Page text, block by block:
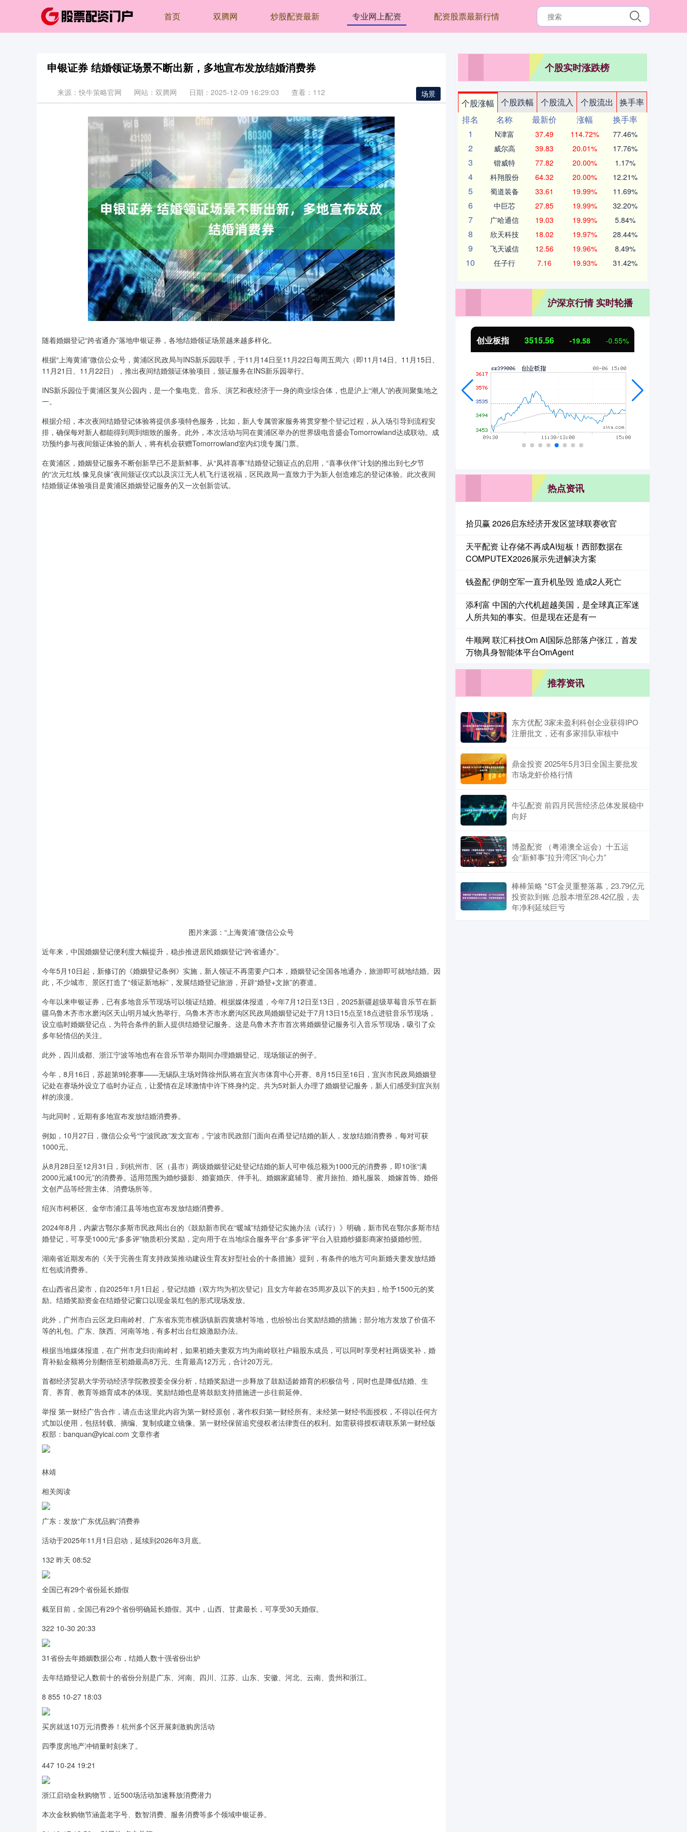
首页 双腾网 炒股配资最新 专业网上配资 配资股票最新行情
申银证券 结婚领证场景不断出新，多地宣布发放结婚消费券
场景
来源：快牛策略官网 网站：双腾网 日期：2025-12-09 16:29:03 查看：112
随着婚姻登记“跨省通办”落地申银证券，各地结婚领证场景越来越多样化。
根据“上海黄浦”微信公众号，黄浦区民政局与INS新乐园联手，于11月14日至11月22日每周五周六（即11月14日、11月15日、
11月21日、11月22日），推出夜间结婚颁证体验项目，颁证服务在INS新乐园举行。
INS新乐园位于黄浦区复兴公园内，是一个集电竞、音乐、演艺和夜经济于一身的商业综合体，也是沪上“潮人”的夜间聚集地之
一。
根据介绍，本次夜间结婚登记体验将提供多项特色服务，比如，新人专属管家服务将贯穿整个登记过程，从入场引导到流程安
排，确保每对新人都能得到周到细致的服务。此外，本次活动与同在黄浦区举办的世界级电音盛会Tomorrowland达成联动。成
功预约参与夜间颁证体验的新人，将有机会获赠Tomorrowland室内幻境专属门票。
在黄浦区，婚姻登记服务不断创新早已不是新鲜事。从“凤祥喜事”结婚登记颁证点的启用，“喜事伙伴”计划的推出到七夕节
的“次元红线·豫见良缘”夜间颁证仪式以及滨江无人机飞行送祝福，区民政局一直致力于为新人创造难忘的登记体验。此次夜间
结婚颁证体验项目是黄浦区婚姻登记服务的又一次创新尝试。
图片来源：“上海黄浦”微信公众号
近年来，中国婚姻登记便利度大幅提升，稳步推进居民婚姻登记“跨省通办”。
今年5月10日起，新修订的《婚姻登记条例》实施，新人领证不再需要户口本，婚姻登记全国各地通办，旅游即可就地结婚。因
此，不少城市、景区打造了“领证新地标”，发展结婚登记旅游，开辟“婚登+文旅”的赛道。
今年以来申银证券，已有多地音乐节现场可以领证结婚。根据媒体报道，今年7月12日至13日，2025新疆超级草莓音乐节在新
疆乌鲁木齐市水磨沟区天山明月城火热举行。乌鲁木齐市水磨沟区民政局婚姻登记处于7月13日15点至18点进驻音乐节现场，
设立临时婚姻登记点，为符合条件的新人提供结婚登记服务。这是乌鲁木齐市首次将婚姻登记服务引入音乐节现场，吸引了众
多年轻情侣的关注。
此外，四川成都、浙江宁波等地也有在音乐节举办期间办理婚姻登记、现场颁证的例子。
今年，8月16日，苏超第9轮赛事——无锡队主场对阵徐州队将在宜兴市体育中心开赛。8月15日至16日，宜兴市民政局婚姻登
记处在赛场外设立了临时办证点，让爱情在足球激情中许下终身约定。共为5对新人办理了婚姻登记服务，新人们感受到宜兴别
样的浪漫。
与此同时，近期有多地宣布发放结婚消费券。
例如，10月27日，微信公众号“宁波民政”发文宣布，宁波市民政部门面向在甬登记结婚的新人，发放结婚消费券，每对可获
1000元。
从8月28日至12月31日，到杭州市、区（县市）两级婚姻登记处登记结婚的新人可申领总额为1000元的消费券，即10张“满
2000元减100元”的消费券。适用范围为婚纱摄影、婚宴婚庆、伴手礼、婚姻家庭辅导、蜜月旅拍、婚礼服装、婚嫁首饰、婚俗
文创产品等经营主体、消费场所等。
绍兴市柯桥区、金华市浦江县等地也宣布发放结婚消费券。
2024年8月，内蒙古鄂尔多斯市民政局出台的《鼓励新市民在“暖城”结婚登记实施办法（试行）》明确，新市民在鄂尔多斯市结
婚登记，可享受1000元“多多评”物质积分奖励，定向用于在当地综合服务平台“多多评”平台入驻婚纱摄影商家拍摄婚纱照。
湖南省近期发布的《关于完善生育支持政策推动建设生育友好型社会的十条措施》提到，有条件的地方可向新婚夫妻发放结婚
红包或消费券。
在山西省吕梁市，自2025年1月1日起，登记结婚（双方均为初次登记）且女方年龄在35周岁及以下的夫妇，给予1500元的奖
励。结婚奖励资金在结婚登记窗口以现金装红包的形式现场发放。
此外，广州市白云区龙归南岭村、广东省东莞市横沥镇新四黄塘村等地，也纷纷出台奖励结婚的措施；部分地方发放了价值不
等的礼包。广东、陕西、河南等地，有多村出台红娘激励办法。
根据当地媒体报道，在广州市龙归街南岭村，如果初婚夫妻双方均为南岭联社户籍股东成员，可以同时享受村社两级奖补，婚
育补贴金额将分别翻倍至初婚最高8万元、生育最高12万元，合计20万元。
首都经济贸易大学劳动经济学院教授姜全保分析，结婚奖励进一步释放了鼓励适龄婚育的积极信号，同时也是降低结婚、生
育、养育、教育等婚育成本的体现。奖励结婚也是将鼓励支持措施进一步往前延伸。
举报 第一财经广告合作，请点击这里此内容为第一财经原创，著作权归第一财经所有。未经第一财经书面授权，不得以任何方
式加以使用，包括转载、摘编、复制或建立镜像。第一财经保留追究侵权者法律责任的权利。如需获得授权请联系第一财经版
权部：banquan@yicai.com 文章作者
林靖
相关阅读
广东：发放“广东优品购”消费券
活动于2025年11月1日启动，延续到2026年3月底。
132 昨天 08:52
全国已有29个省份延长婚假
截至目前，全国已有29个省份明确延长婚假。其中，山西、甘肃最长，可享受30天婚假。
322 10-30 20:33
31省份去年婚姻数据公布，结婚人数十强省份出炉
去年结婚登记人数前十的省份分别是广东、河南、四川、江苏、山东、安徽、河北、云南、贵州和浙江。
8 855 10-27 18:03
买房就送10万元消费券！杭州多个区开展刺激购房活动
四季度房地产冲销量时刻来了。
447 10-24 19:21
浙江启动金秋购物节，近500场活动加速释放消费潜力
本次金秋购物节涵盖老字号、数智消费、服务消费等多个领域申银证券。
个股实时涨跌榜
个股涨幅 个股跌幅 个股流入 个股流出
换手率
排名
名称 最新价 涨幅
换手率
1
N津富 37.49 114.72% 77.46%
2 威尔高 39.83 20.01% 17.76%
3 锴威特 77.82 20.00% 1.17%
4 科翔股份 64.32 20.00% 12.21%
5 蜀道装备 33.61 19.99% 11.69%
6 中巨芯 27.85 19.99% 32.20%
7 广哈通信 19.03 19.99% 5.84%
8 欣天科技 18.02 19.97% 28.44%
9 飞天诚信 12.56 19.96% 8.49%
10 任子行 7.16 19.93% 31.42%
沪深京行情 实时轮播
-0.24% 沪深300 4651.31 -6.85 -0.15% 创业板指 3515.56 -19.58 -0.55%
热点资讯
拾贝赢 2026启东经济开发区篮球联赛收官
天平配资 让存储不再成AI短板！西部数据在
COMPUTEX2026展示先进解决方案
钱盈配 伊朗空军一直升机坠毁 造成2人死亡
添利富 中国的六代机超越美国，是全球真正军迷
人所共知的事实。但是现在还是有一
牛顺网 联汇科技Om AI国际总部落户张江，首发
万物具身智能体平台OmAgent
推荐资讯
东方优配 3家未盈利科创企业获得IPO
注册批文，还有多家排队审核中
鼎金投资 2025年5月3日全国主要批发
市场龙虾价格行情
牛弘配资 前四月民营经济总体发展稳中
向好
博盈配资 （粤港澳全运会）十五运
会“新鲜事”拉升湾区“向心力”
棒棒策略 *ST金灵重整落幕，23.79亿元
投资款到账 总股本增至28.42亿股，去
年净利延续巨亏